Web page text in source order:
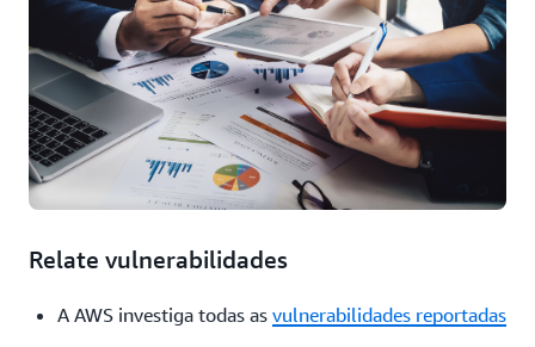
Relate vulnerabilidades
A AWS investiga todas as vulnerabilidades reportadas